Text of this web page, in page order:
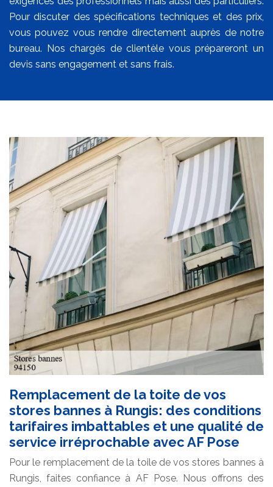
Pour discuter des spécifications techniques et des prix,
vous pouvez vous rendre directement auprès de notre
bureau. Nos chargés de clientèle vous prépareront un
devis sans engagement et sans frais.
Remplacement de la toite de vos
stores bannes à Rungis: des conditions
tarifaires imbattables et une qualité de
service irréprochable avec AF Pose
Pour le remplacement de la toile de vos stores bannes à
Rungis, faites confiance à AF Pose. Nous offrons des